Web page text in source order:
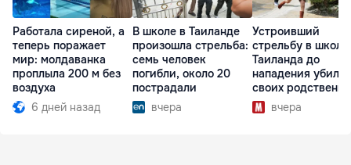
Работала сиреной, а
теперь поражает
мир: молдаванка
проплыла 200 м без
воздуха
6 дней назад
В школе в Таиланде
произошла стрельба:
семь человек
погибли, около 20
пострадали
вчера
Устроивший
стрельбу в школе
Таиланда до
нападения убил
своих
вчера